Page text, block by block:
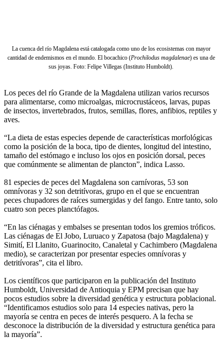
La cuenca del río Magdalena está catalogada como uno de los ecosistemas con mayor
cantidad de endemismos en el mundo. El bocachico (Prochilodus magdalenae) es una de
sus joyas. Foto: Felipe Villegas (Instituto Humboldt).
Los peces del río Grande de la Magdalena utilizan varios recursos
para alimentarse, como microalgas, microcrustáceos, larvas, pupas
de insectos, invertebrados, frutos, semillas, flores, anfibios, reptiles y
aves.
“La dieta de estas especies depende de características morfológicas
como la posición de la boca, tipo de dientes, longitud del intestino,
tamaño del estómago e incluso los ojos en posición dorsal, peces
que comúnmente se alimentan de plancton”, indica Lasso.
81 especies de peces del Magdalena son carnívoras, 53 son
omnívoras y 32 son detritívoras, grupo en el que se encuentran
peces chupadores de raíces sumergidas y del fango. Entre tanto, solo
cuatro son peces planctófagos.
“En las ciénagas y embalses se presentan todos los gremios tróficos.
Las ciénagas de El Jobo, Luruaco y Zapatosa (bajo Magdalena) y
Simití, El Llanito, Guarinocito, Canaletal y Cachimbero (Magdalena
medio), se caracterizan por presentar especies omnívoras y
detritívoras”, cita el libro.
Los científicos que participaron en la publicación del Instituto
Humboldt, Universidad de Antioquia y EPM precisan que hay
pocos estudios sobre la diversidad genética y estructura poblacional.
“Identificamos estudios solo para 14 especies nativas, pero la
mayoría se centra en peces de interés pesquero. A la fecha se
desconoce la distribución de la diversidad y estructura genética para
la mayoría”.